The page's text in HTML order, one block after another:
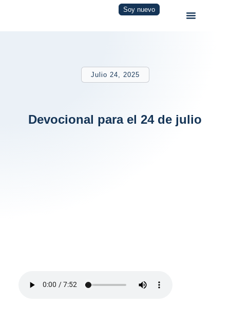
Soy nuevo
Julio 24, 2025
Devocional para el 24 de julio